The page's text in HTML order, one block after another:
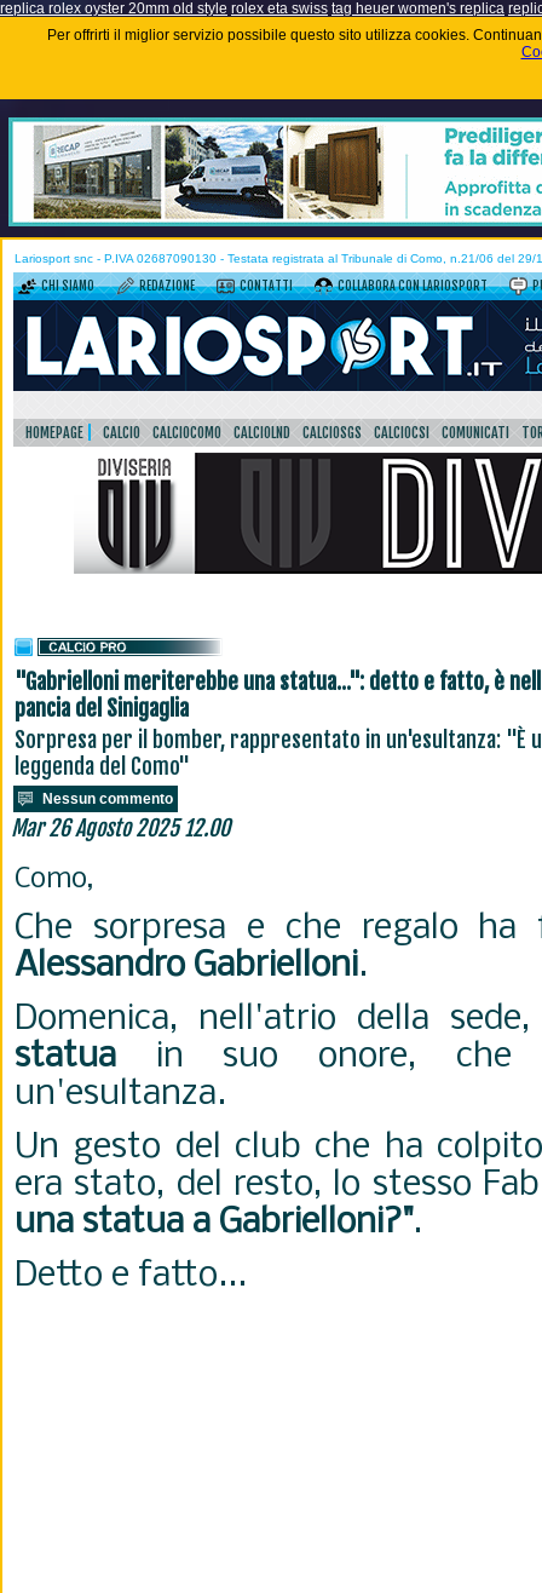
replica rolex oyster 20mm old style rolex eta swiss tag heuer women's replica
Per offrirti il miglior servizio possibile questo sito utilizza cookies.
Lariosport snc - P.IVA 02687090130 - Testata registrata al Tribunale di Como, n.21/06 del 29/
CHI SIAMO REDAZIONE CONTATTI COLLABORA CON LARIOSPORT
HOMEPAGE CALCIO CALCIOCOMO CALCIOLND CALCIOSGS CALCIOCSI COMUNICATI
"Gabrielloni meriterebbe una statua...": detto e fatto, è
pancia del Sinigaglia
Sorpresa per il bomber, rappresentato in un'esultanza: "È
leggenda del Como"
Nessun commento
Mar 26 Agosto 2025 12.00
Como,
Che sorpresa e che regalo
Alessandro Gabrielloni.
Domenica, nell'atrio della
statua in suo onore, che
un'esultanza.
Un gesto del club che ha
era stato, del resto, lo stesso
una statua a Gabrielloni?".
Detto e fatto...